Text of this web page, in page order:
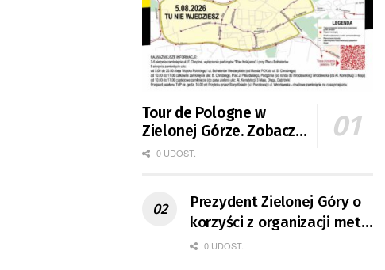
Tour de Pologne w
Zielonej Górze. Zobacz
zmiany w organizacji
0 UDOST.
Prezydent Zielonej Góry o
korzyści z organizacji mety
Tour de Pologne
0 UDOST.